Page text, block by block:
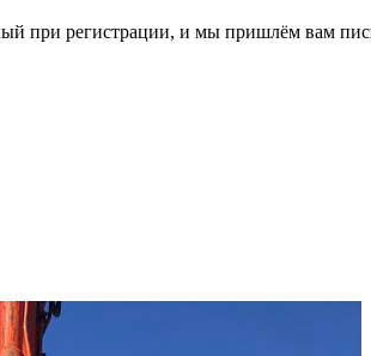
при регистрации, и мы пришлём вам